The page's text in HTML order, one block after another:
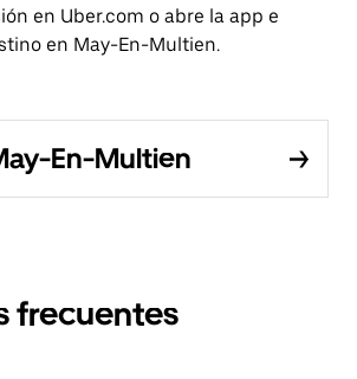
en Uber.com o abre la app e
en May-En-Multien.
En-Multien
frecuentes